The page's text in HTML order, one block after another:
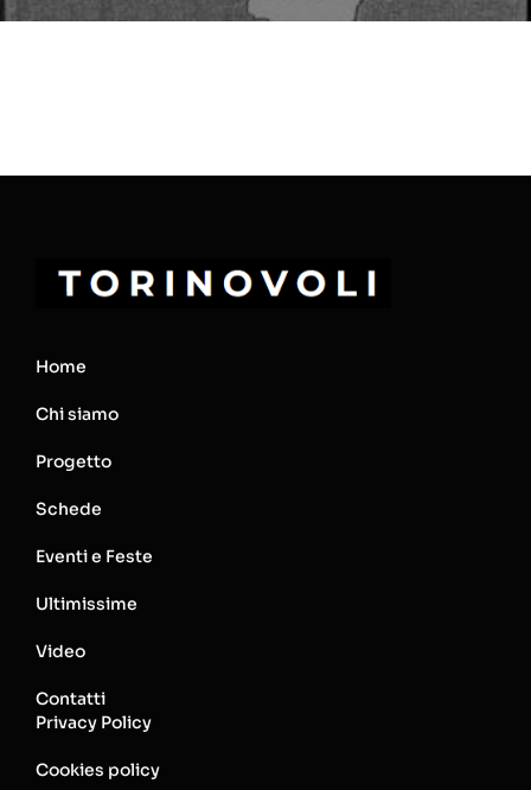
Home
Chi siamo
Progetto
Schede
Eventi e Feste
Ultimissime
Video
Contatti
Privacy Policy
Cookies policy